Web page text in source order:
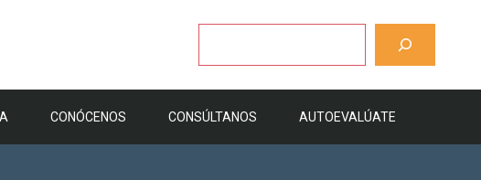
CONÓCENOS CONSÚLTANOS AUTOEVALÚATE